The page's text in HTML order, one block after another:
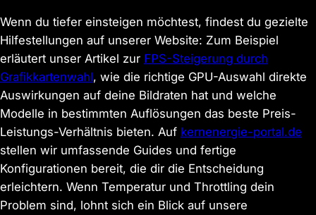
Wenn du tiefer einsteigen möchtest, findest du gezielte
Hilfestellungen auf unserer Website: Zum Beispiel
erläutert unser Artikel zur FPS-Steigerung durch
Grafikkartenwahl, wie die richtige GPU-Auswahl direkte
Auswirkungen auf deine Bildraten hat und welche
Modelle in bestimmten Auflösungen das beste Preis-
Leistungs-Verhältnis bieten. Auf kernenergie-portal.de
stellen wir umfassende Guides und fertige
Konfigurationen bereit, die dir die Entscheidung
erleichtern. Wenn Temperatur und Throttling dein
Problem sind, lohnt sich ein Blick auf unsere